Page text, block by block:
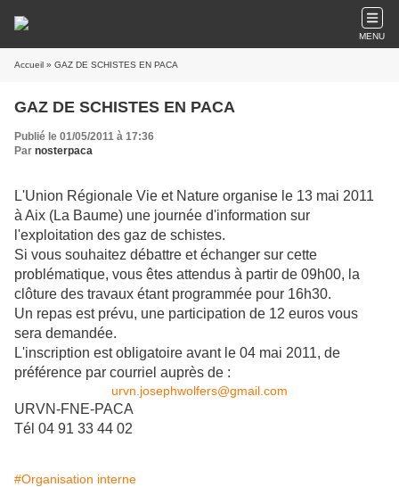
MENU
Accueil » GAZ DE SCHISTES EN PACA
GAZ DE SCHISTES EN PACA
Publié le 01/05/2011 à 17:36
Par nosterpaca
L'Union Régionale Vie et Nature organise le 13 mai 2011
à Aix (La Baume) une journée d'information sur
l'exploitation des gaz de schistes.
Si vous souhaitez débattre et échanger sur cette
problématique, vous êtes attendus à partir de 09h00, la
clôture des travaux étant programmée pour 16h30.
Un repas est prévu, une participation de 12 euros vous
sera demandée.
L'inscription est obligatoire avant le 04 mai 2011, de
préférence par courriel auprès de :
urvn.josephwolfers@gmail.com
URVN-FNE-PACA
Tél 04 91 33 44 02
#Organisation interne